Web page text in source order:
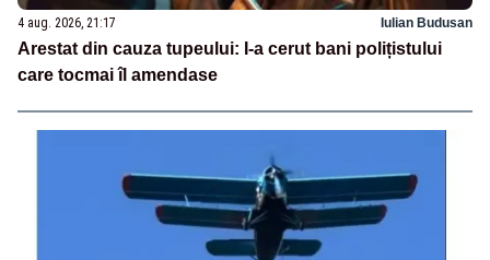
4 aug. 2026, 21:17 Iulian Budusan
Arestat din cauza tupeului: I-a cerut bani polițistului
care tocmai îl amendase